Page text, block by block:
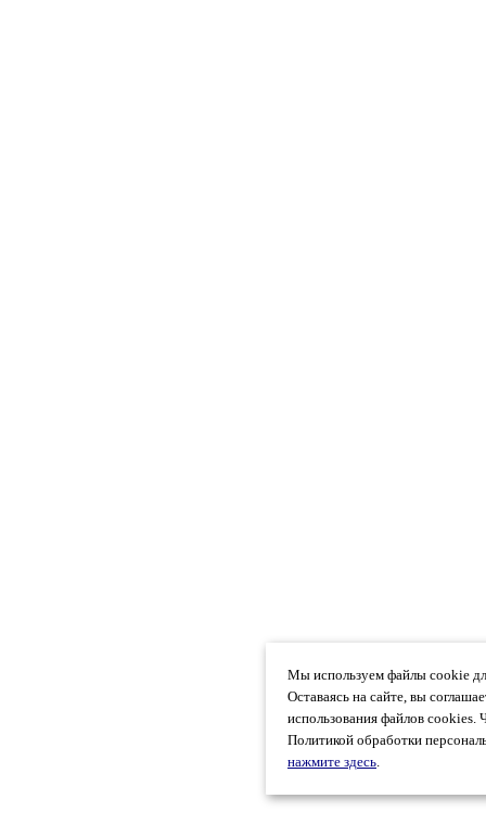
Мы используем файлы cookie
Оставаясь на сайте, вы
использования файлов cookies.
Политикой обработки
нажмите здесь.